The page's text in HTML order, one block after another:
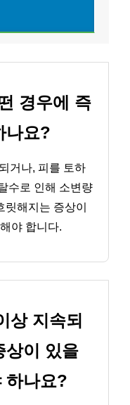
경우에 즉
나요?
거나, 피를 토하
수로 인해 소변량
해지는 증상이
야 합니다.
상 지속되
상이 있을
하나요?